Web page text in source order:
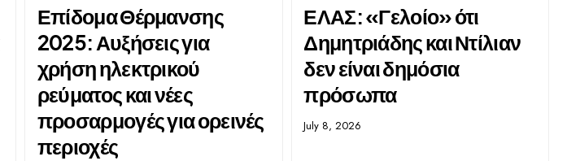
Επίδομα Θέρμανσης
2025: Αυξήσεις για
χρήση ηλεκτρικού
ρεύματος και νέες
προσαρμογές για ορεινές
περιοχές
ΕΛΑΣ: «Γελοίο» ότι
Δημητριάδης και Ντίλιαν
δεν είναι δημόσια
πρόσωπα
July 8, 2026